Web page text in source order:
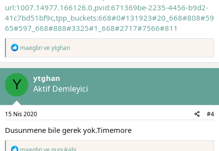
url:1007.14977.166126.0,pvid:671369be-2235-4456-b9d2-
41c7bd51bf9c,tpp_buckets:668#0#131923#20_668#808#59
65#597_668#888#3325#1_668#2717#7566#811
T
p
k
i
e
r
maeglinve ytghan
Y ytghan
Aktif Demleyici
15 Nis 2020 #4
Dusunmene bile gerek yok.Timemore
T